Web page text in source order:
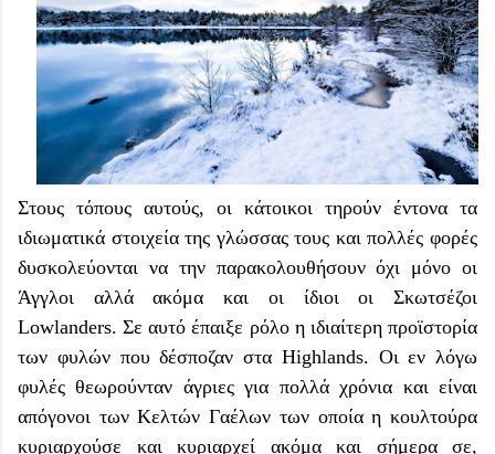
Στους τόπους αυτούς, οι κάτοικοι τηρούν έντονα τα
ιδιωματικά στοιχεία της γλώσσας τους και πολλές φορές
δυσκολεύονται να την παρακολουθήσουν όχι μόνο οι
Άγγλοι αλλά ακόμα και οι ίδιοι οι Σκωτσέζοι
Lowlanders. Σε αυτό έπαιξε ρόλο η ιδιαίτερη προϊστορία
των φυλών που δέσποζαν στα Highlands. Οι εν λόγω
φυλές θεωρούνταν άγριες για πολλά χρόνια και είναι
απόγονοι των Κελτών Γαέλων των οποία η κουλτούρα
κυριαρχούσε και κυριαρχεί ακόμα και σήμερα σε,